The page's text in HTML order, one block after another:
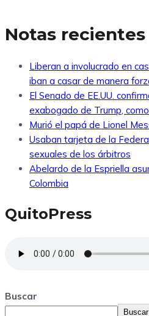
Notas recientes
Liberan a involucrado en
iban a casar de manera
El Senado de EE.UU.
exabogado de Trump,
Murió el papá de Lionel
Usaban tarjeta de la
sexuales de los árbitros
Abelardo de la Espriella
Colombia
QuitoPress
Buscar
Buscar